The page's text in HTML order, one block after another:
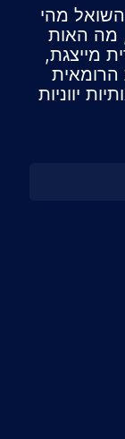
השואל מהי
מה האות
מייצגת,
הרומאית
יווניות